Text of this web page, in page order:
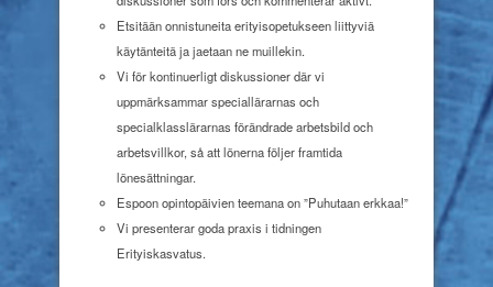
Etsitään onnistuneita erityisopetukseen liittyviä
käytänteitä ja jaetaan ne muillekin.
Vi för kontinuerligt diskussioner där vi
uppmärksammar speciallärarnas och
specialklasslärarnas förändrade arbetsbild och
arbetsvillkor, så att lönerna följer framtida
lönesättningar.
Espoon opintopäivien teemana on ”Puhutaan erkkaa!”
Vi presenterar goda praxis i tidningen
Erityiskasvatus.